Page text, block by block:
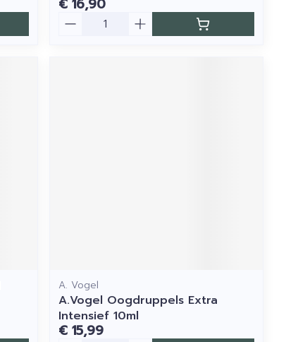
€ 16,90
A. Vogel
A.Vogel Oogdruppels Extra
Intensief 10ml
€ 15,99